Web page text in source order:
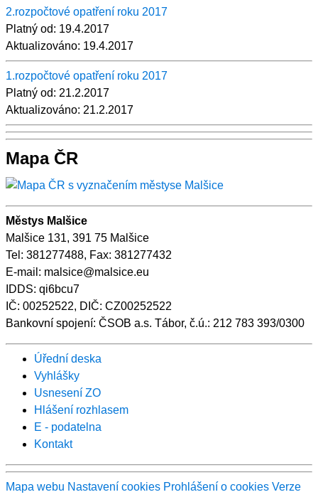
2.rozpočtové opatření roku 2017
Platný od: 19.4.2017
Aktualizováno: 19.4.2017
1.rozpočtové opatření roku 2017
Platný od: 21.2.2017
Aktualizováno: 21.2.2017
Mapa ČR
Městys Malšice
Malšice 131, 391 75 Malšice
Tel: 381277488, Fax: 381277432
E-mail: malsice@malsice.eu
IDDS: qi6bcu7
IČ: 00252522, DIČ: CZ00252522
Bankovní spojení: ČSOB a.s. Tábor, č.ú.: 212 783 393/0300
Úřední deska
Vyhlášky
Usnesení ZO
Hlášení rozhlasem
E - podatelna
Kontakt
Mapa webu Nastavení cookies Prohlášení o cookies Verze